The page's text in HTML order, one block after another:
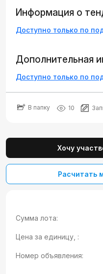
Информация о
Доступно только по
Дополнительная
Доступно только по
В папку 10
Хочу
Расчитать
Сумма лота:
Цена за единицу, :
Номер объявления: